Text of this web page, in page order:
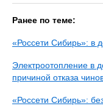
Ранее по теме:
«Россети Сибирь»: в
Электроотопление в
причиной отказа
«Россети Сибирь»: